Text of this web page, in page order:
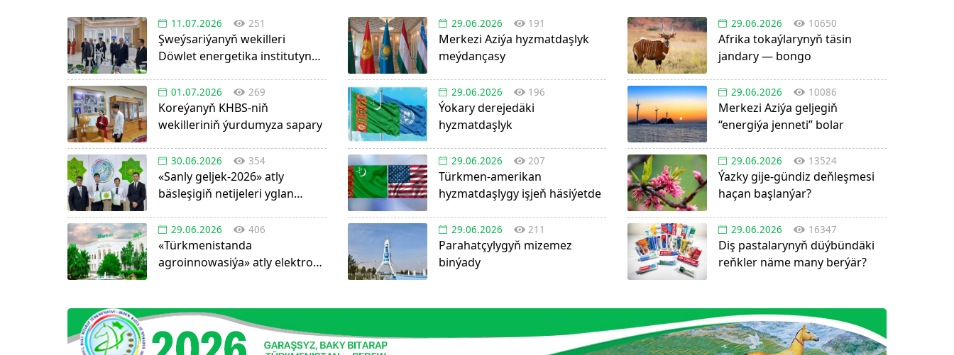
11.07.2026 251
Şweýsariýanyň wekilleri
Döwlet energetika institutynda
01.07.2026 269
Koreýanyň KHBS-niň
wekilleriniň ýurdumyza sapary
30.06.2026 354
«Sanly geljek-2026» atly
bäsleşigiň netijeleri yglan
29.06.2026 406
«Türkmenistanda
agroinnowasiýa» atly elektron
29.06.2026 191
Merkezi Aziýa hyzmatdaşlyk
meýdançasy
29.06.2026 196
Ýokary derejedäki
hyzmatdaşlyk
29.06.2026 207
Türkmen-amerikan
hyzmatdaşlygy işjeň häsiýetde
29.06.2026 211
Parahatçylygyň mizemez
binýady
29.06.2026 10650
Afrika tokaýlarynyň täsin
jandary — bongo
29.06.2026 10086
Merkezi Aziýa geljegiň
“energiýa jenneti” bolar
29.06.2026 13524
Ýazky gije-gündiz deňleşmesi
haçan başlanýar?
29.06.2026 16347
Diş pastalarynyň düýbündäki
reňkler näme many berýär?